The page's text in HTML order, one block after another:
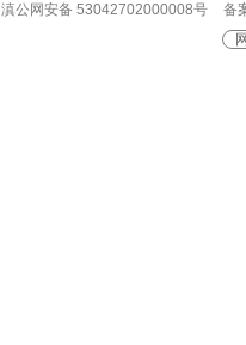
滇公网安备 53042702000008号
备